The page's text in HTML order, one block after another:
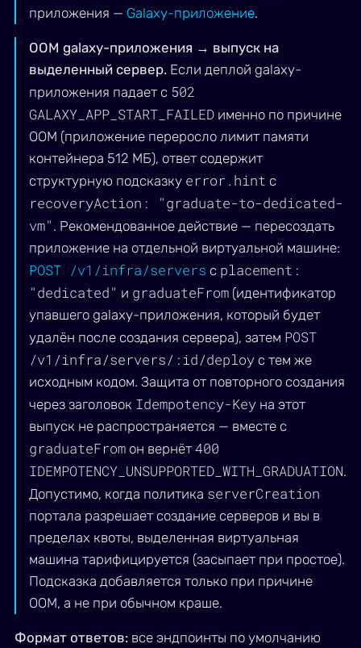
приложения — Galaxy-приложение.
OOM galaxy-приложения → выпуск на
выделенный сервер. Если деплой galaxy-
приложения падает с 502
GALAXY_APP_START_FAILED именно по причине
OOM (приложение переросло лимит памяти
контейнера 512 МБ), ответ содержит
структурную подсказку error.hint с
recoveryAction: "graduate-to-dedicated-
vm" . Рекомендованное действие — пересоздать
приложение на отдельной виртуальной машине:
POST /v1/infra/servers с placement:
"dedicated" и graduateFrom (идентификатор
упавшего galaxy-приложения, который будет
удалён после создания сервера), затем POST
/v1/infra/servers/:id/deploy с тем же
исходным кодом. Защита от повторного создания
через заголовок Idempotency-Key на этот
выпуск не распространяется — вместе с
graduateFrom он вернёт400
IDEMPOTENCY_UNSUPPORTED_WITH_GRADUATION.
Допустимо, когда политика serverCreation
портала разрешает создание серверов и вы в
пределах квоты, выделенная виртуальная
машина тарифицируется (засыпает при простое).
Подсказка добавляется только при причине
OOM, а не при обычном краше.
Формат ответов: все эндпоинты по умолчанию